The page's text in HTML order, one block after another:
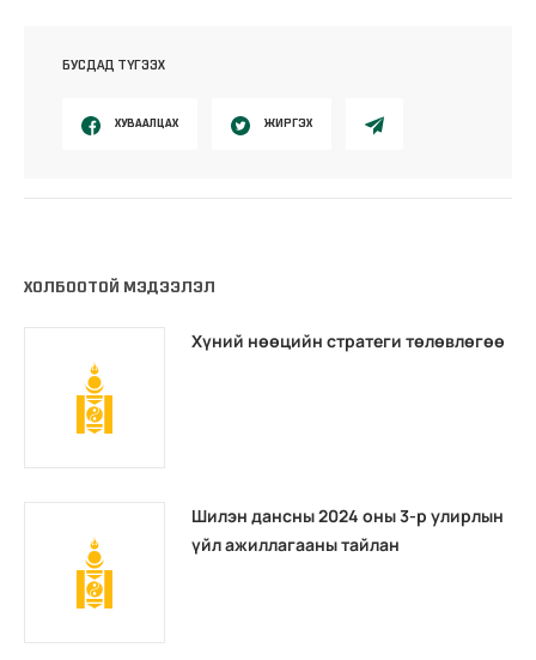
БУСДАД ТҮГЭЭХ
ХУВААЛЦАХ ЖИРГЭХ
ХОЛБООТОЙ МЭДЭЭЛЭЛ
Хүний нөөцийн стратеги төлөвлөгөө
Шилэн дансны 2024 оны 3-р улирлын
үйл ажиллагааны тайлан